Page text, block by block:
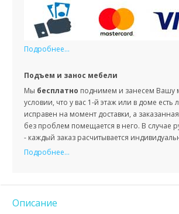
Подробнее...
Подъем и занос мебели
Мы бесплатно поднимем и занесем Вашу
условии, что у вас 1-й этаж или в доме есть
исправен на момент доставки, а
без проблем помещается в него. В случае
- каждый заказ расчитывается
Подробнее...
Описание